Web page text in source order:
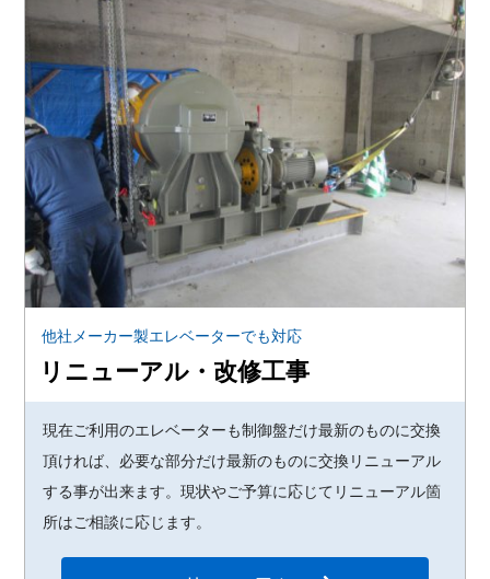
他社メーカー製エレベーターでも対応
リニューアル・改修工事
現在ご利用のエレベーターも制御盤だけ最新のものに交換
頂ければ、必要な部分だけ最新のものに交換リニューアル
する事が出来ます。現状やご予算に応じてリニューアル箇
所はご相談に応じます。